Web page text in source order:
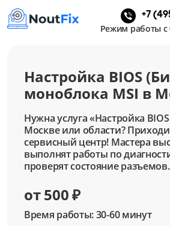
+7
Режим работы с
Настройка BIOS
моноблока MSI в
Нужна услуга «Настройка
Москве или области?
сервисный центр! Мастера
выполнят работы по
проверят состояние разъемов.
от 500 ₽
Время работы: 30-60 минут